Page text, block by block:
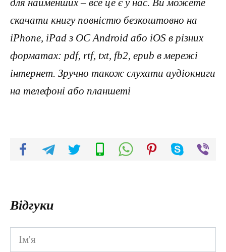
скачати книгу повністю безкоштовно на
iPhone, iPad з ОС Android або iOS в різних
форматах: pdf, rtf, txt, fb2, epub в мережі
інтернет. Зручно також слухати аудіокниги
на телефоні або планшеті
Відгуки
Ім'я